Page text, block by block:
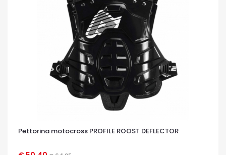
Pettorina motocross PROFILE ROOST DEFLECTOR